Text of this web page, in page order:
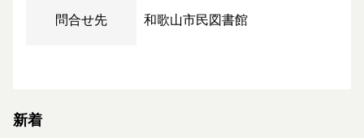
問合せ先 和歌山市民図書館
新着